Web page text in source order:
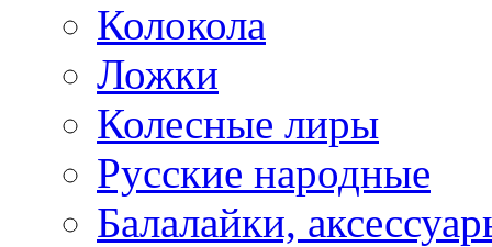
Колокола
Ложки
Колесные лиры
Русские народные
Балалайки,